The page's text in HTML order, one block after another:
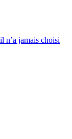
n’a jamais choisi